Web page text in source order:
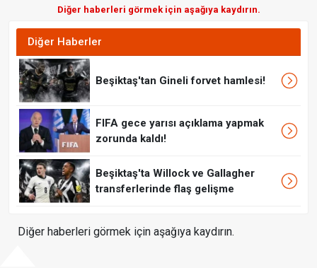
Diğer haberleri görmek için aşağıya kaydırın.
Diğer Haberler
Beşiktaş'tan Gineli forvet hamlesi!
FIFA gece yarısı açıklama yapmak
zorunda kaldı!
Beşiktaş'ta Willock ve Gallagher
transferlerinde flaş gelişme
Diğer haberleri görmek için aşağıya kaydırın.